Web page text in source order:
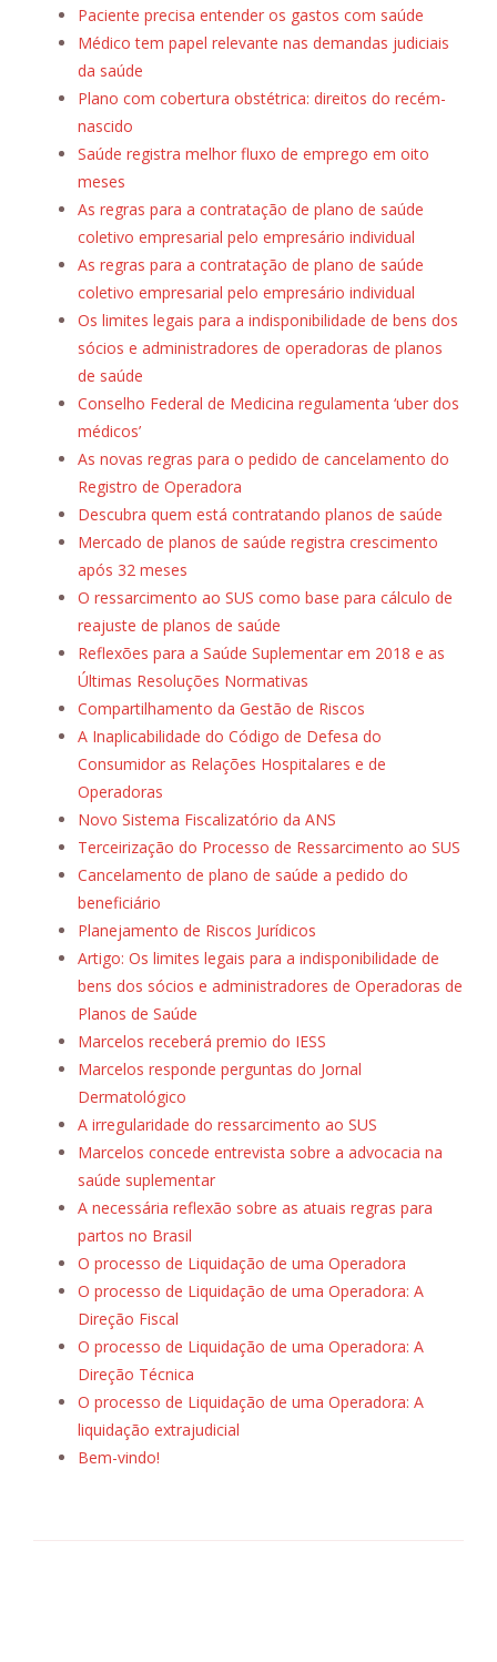
Paciente precisa entender os gastos com saúde
Médico tem papel relevante nas demandas judiciais
da saúde
Plano com cobertura obstétrica: direitos do recém-
nascido
Saúde registra melhor fluxo de emprego em oito
meses
As regras para a contratação de plano de saúde
coletivo empresarial pelo empresário individual
As regras para a contratação de plano de saúde
coletivo empresarial pelo empresário individual
Os limites legais para a indisponibilidade de bens dos
sócios e administradores de operadoras de planos
de saúde
Conselho Federal de Medicina regulamenta ‘uber dos
médicos’
As novas regras para o pedido de cancelamento do
Registro de Operadora
Descubra quem está contratando planos de saúde
Mercado de planos de saúde registra crescimento
após 32 meses
O ressarcimento ao SUS como base para cálculo de
reajuste de planos de saúde
Reflexões para a Saúde Suplementar em 2018 e as
Últimas Resoluções Normativas
Compartilhamento da Gestão de Riscos
A Inaplicabilidade do Código de Defesa do
Consumidor as Relações Hospitalares e de
Operadoras
Novo Sistema Fiscalizatório da ANS
Terceirização do Processo de Ressarcimento ao SUS
Cancelamento de plano de saúde a pedido do
beneficiário
Planejamento de Riscos Jurídicos
Artigo: Os limites legais para a indisponibilidade de
bens dos sócios e administradores de Operadoras de
Planos de Saúde
Marcelos receberá premio do IESS
Marcelos responde perguntas do Jornal
Dermatológico
A irregularidade do ressarcimento ao SUS
Marcelos concede entrevista sobre a advocacia na
saúde suplementar
A necessária reflexão sobre as atuais regras para
partos no Brasil
O processo de Liquidação de uma Operadora
O processo de Liquidação de uma Operadora: A
Direção Fiscal
O processo de Liquidação de uma Operadora: A
Direção Técnica
O processo de Liquidação de uma Operadora: A
liquidação extrajudicial
Bem-vindo!